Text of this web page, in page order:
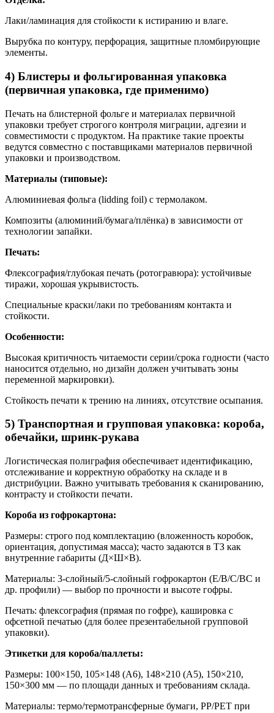
Лаки/ламинация для стойкости к истиранию и влаге.
Вырубка по контуру, перфорация, защитные пломбирующие
элементы.
4) Блистеры и фольгированная упаковка
(первичная упаковка, где применимо)
Печать на блистерной фольге и материалах первичной
упаковки требует строгого контроля миграции, адгезии и
совместимости с продуктом. На практике такие проекты
ведутся совместно с поставщиками материалов первичной
упаковки и производством.
Материалы (типовые):
Алюминиевая фольга (lidding foil) с термолаком.
Композиты (алюминий/бумага/плёнка) в зависимости от
технологии запайки.
Печать:
Флексография/глубокая печать (ротогравюра): устойчивые
тиражи, хорошая укрывистость.
Специальные краски/лаки по требованиям контакта и
стойкости.
Особенности:
Высокая критичность читаемости серии/срока годности (часто
наносится отдельно, но дизайн должен учитывать зоны
переменной маркировки).
Стойкость печати к трению на линиях, отсутствие осыпания.
5) Транспортная и групповая упаковка: короба,
обечайки, шринк-рукава
Логистическая полиграфия обеспечивает идентификацию,
отслеживание и корректную обработку на складе и в
дистрибуции. Важно учитывать требования к сканированию,
контрасту и стойкости печати.
Короба из гофрокартона:
Размеры: строго под комплектацию (вложенность коробок,
ориентация, допустимая масса); часто задаются в ТЗ как
внутренние габариты (Д×Ш×В).
Материалы: 3-слойный/5-слойный гофрокартон (E/B/C/BC и
др. профили) — выбор по прочности и высоте гофры.
Печать: флексография (прямая по гофре), кашировка с
офсетной печатью (для более презентабельной групповой
упаковки).
Этикетки для короба/паллеты:
Размеры: 100×150, 105×148 (A6), 148×210 (A5), 150×210,
150×300 мм — по площади данных и требованиям склада.
Материалы: термо/термотрансферные бумаги, PP/PET при